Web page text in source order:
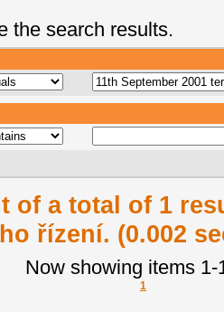
the search results.
of a total of 1
řízení. (0.002
Now showing items 1-
1